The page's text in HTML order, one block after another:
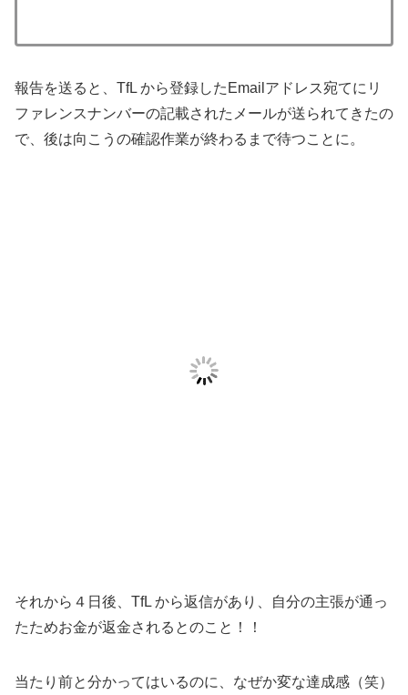
報告を送ると、TfL から登録したEmailアドレス宛てにリ
ファレンスナンバーの記載されたメールが送られてきたの
で、後は向こうの確認作業が終わるまで待つことに。
それから４日後、TfL から返信があり、自分の主張が通っ
たためお金が返金されるとのこと！！
当たり前と分かってはいるのに、なぜか変な達成感（笑）